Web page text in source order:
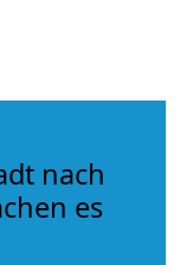
nach
es